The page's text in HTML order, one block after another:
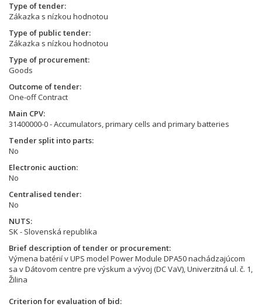
Type of tender
Zákazka s nízkou hodnotou
Type of public tender
Zákazka s nízkou hodnotou
Type of procurement
Goods
Outcome of tender
One-off Contract
Main CPV
31400000-0 - Accumulators, primary cells and primary batteries
Tender split into parts
No
Electronic auction
No
Centralised tender
No
NUTS
SK - Slovenská republika
Brief description of tender or procurement
Výmena batérií v UPS model Power Module DPA50 nachádzajúcom
sa v Dátovom centre pre výskum a vývoj (DC VaV), Univerzitná ul. č. 1,
Žilina
Criterion for evaluation of bid